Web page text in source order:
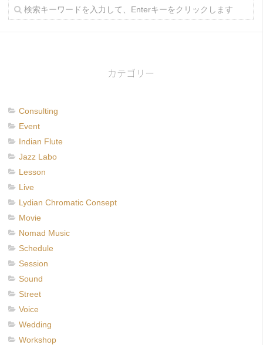
カテゴリー
Consulting
Event
Indian Flute
Jazz Labo
Lesson
Live
Lydian Chromatic Consept
Movie
Nomad Music
Schedule
Session
Sound
Street
Voice
Wedding
Workshop